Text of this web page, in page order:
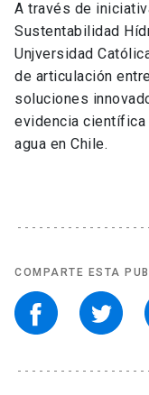
A través de
Sustentabilidad
Unjversidad
de articulación
soluciones
evidencia científica
agua en Chile.
COMPARTE ESTA